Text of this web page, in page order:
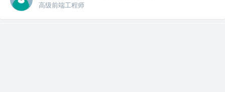
高级前端工程师